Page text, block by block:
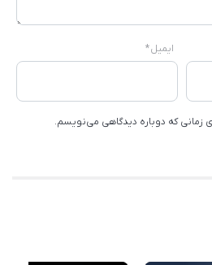
ایمیل*
زمانی که دوباره دیدگاهی می‌نویسم.